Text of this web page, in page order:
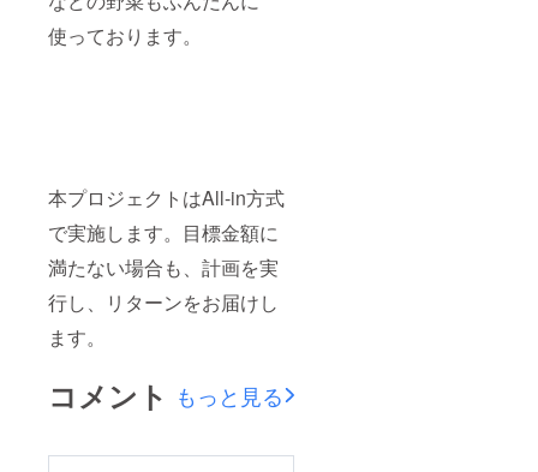
使っております。
本プロジェクトはAll-in方式
で実施します。目標金額に
満たない場合も、計画を実
行し、リターンをお届けし
ます。
コメント もっと見る